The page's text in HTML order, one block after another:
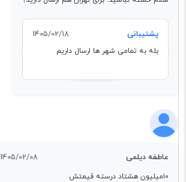
پشتیبانی 1405/02/18
بله به تمامی شهر ها ارسال داریم
عاطفه دیلمی 1405/02/08
۱۰میلیون هشتاد درسته قیمتش